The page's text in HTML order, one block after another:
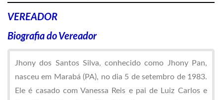
VEREADOR
Biografia do Vereador
Jhony dos Santos Silva, conhecido como Jhony Pan,
nasceu em Marabá (PA), no dia 5 de setembro de 1983.
Ele é casado com Vanessa Reis e pai de Luiz Carlos e